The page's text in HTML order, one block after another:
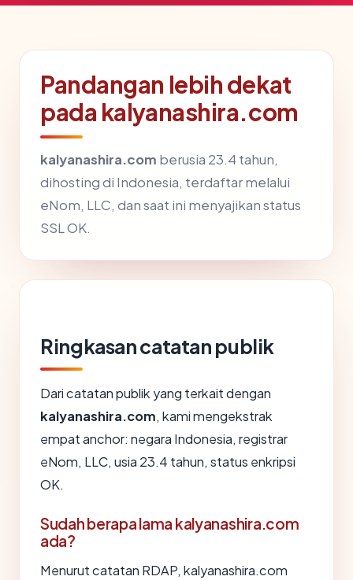
Pandangan lebih dekat
pada kalyanashira.com
kalyanashira.com berusia 23.4 tahun,
dihosting di Indonesia, terdaftar melalui
eNom, LLC, dan saat ini menyajikan status
SSL OK.
Ringkasan catatan publik
Dari catatan publik yang terkait dengan
kalyanashira.com, kami mengekstrak
empat anchor: negara Indonesia, registrar
eNom, LLC, usia 23.4 tahun, status enkripsi
OK.
Sudah berapa lama kalyanashira.com
ada?
Menurut catatan RDAP, kalyanashira.com